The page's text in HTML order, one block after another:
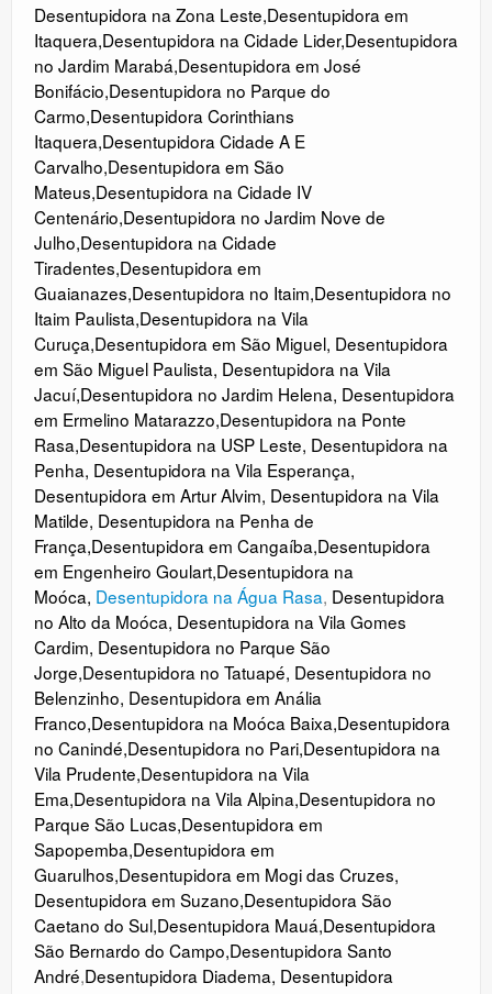
Desentupidora na Zona Leste,Desentupidora em
Itaquera,Desentupidora na Cidade Lider,Desentupidora
no Jardim Marabá,Desentupidora em José
Bonifácio,Desentupidora no Parque do
Carmo,Desentupidora Corinthians
Itaquera,Desentupidora Cidade A E
Carvalho,Desentupidora em São
Mateus,Desentupidora na Cidade IV
Centenário,Desentupidora no Jardim Nove de
Julho,Desentupidora na Cidade
Tiradentes,Desentupidora em
Guaianazes,Desentupidora no Itaim,Desentupidora no
Itaim Paulista,Desentupidora na Vila
Curuça,Desentupidora em São Miguel, Desentupidora
em São Miguel Paulista, Desentupidora na Vila
Jacuí,Desentupidora no Jardim Helena, Desentupidora
em Ermelino Matarazzo,Desentupidora na Ponte
Rasa,Desentupidora na USP Leste, Desentupidora na
Penha, Desentupidora na Vila Esperança,
Desentupidora em Artur Alvim, Desentupidora na Vila
Matilde, Desentupidora na Penha de
França,Desentupidora em Cangaíba,Desentupidora
em Engenheiro Goulart,Desentupidora na
Moóca, Desentupidora na Água Rasa, Desentupidora
no Alto da Moóca, Desentupidora na Vila Gomes
Cardim, Desentupidora no Parque São
Jorge,Desentupidora no Tatuapé, Desentupidora no
Belenzinho, Desentupidora em Anália
Franco,Desentupidora na Moóca Baixa,Desentupidora
no Canindé,Desentupidora no Pari,Desentupidora na
Vila Prudente,Desentupidora na Vila
Ema,Desentupidora na Vila Alpina,Desentupidora no
Parque São Lucas,Desentupidora em
Sapopemba,Desentupidora em
Guarulhos,Desentupidora em Mogi das Cruzes,
Desentupidora em Suzano,Desentupidora São
Caetano do Sul,Desentupidora Mauá,Desentupidora
São Bernardo do Campo,Desentupidora Santo
André,Desentupidora Diadema, Desentupidora